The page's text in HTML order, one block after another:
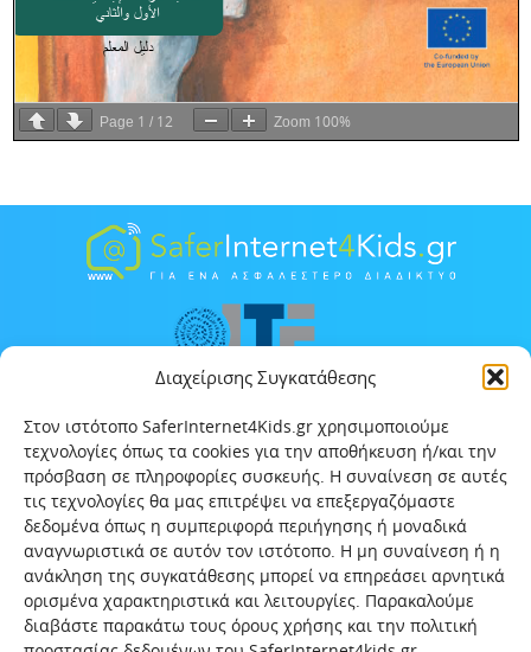
Διαχείρισης Συγκατάθεσης
Στον ιστότοπο SaferInternet4Kids.gr χρησιμοποιούμε
τεχνολογίες όπως τα cookies για την αποθήκευση ή/και την
πρόσβαση σε πληροφορίες συσκευής. Η συναίνεση σε αυτές
τις τεχνολογίες θα μας επιτρέψει να επεξεργαζόμαστε
δεδομένα όπως η συμπεριφορά περιήγησης ή μοναδικά
αναγνωριστικά σε αυτόν τον ιστότοπο. Η μη συναίνεση ή η
ανάκληση της συγκατάθεσης μπορεί να επηρεάσει αρνητικά
ορισμένα χαρακτηριστικά και λειτουργίες. Παρακαλούμε
διαβάστε παρακάτω τους όρους χρήσης και την πολιτική
Page 1 / 12 Zoom 100%